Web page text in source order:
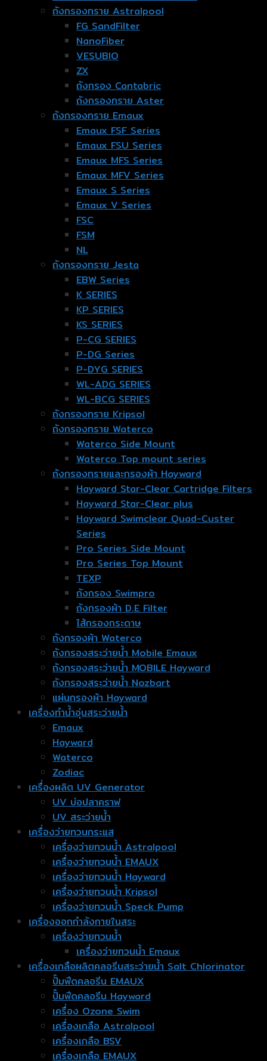
ถังกรองทราย Astralpool
FG SandFilter
NanoFiber
VESUBIO
ZX
ถังกรอง Cantabric
ถังกรองทราย Aster
ถังกรองทราย Emaux
Emaux FSF Series
Emaux FSU Series
Emaux MFS Series
Emaux MFV Series
Emaux S Series
Emaux V Series
FSC
FSM
NL
ถังกรองทราย Jesta
EBW Series
K SERIES
KP SERIES
KS SERIES
P-CG SERIES
P-DG Series
P-DYG SERIES
WL-ADG SERIES
WL-BCG SERIES
ถังกรองทราย Kripsol
ถังกรองทราย Waterco
Waterco Side Mount
Waterco Top mount series
ถังกรองทรายและกรองผ้า Hayward
Hayward Star-Clear Cartridge Filters
Hayward Star-Clear plus
Hayward Swimclear Quad-Custer
Series
Pro Series Side Mount
Pro Series Top Mount
TEXP
ถังกรอง Swimpro
ถังกรองผ้า D.E Filter
ไส้กรองกระดาษ
ถังกรองผ้า Waterco
ถังกรองสระว่ายน้ำ Mobile Emaux
ถังกรองสระว่ายน้ำ MOBILE Hayward
ถังกรองสระว่ายน้ำ Nozbart
แผ่นกรองผ้า Hayward
เครื่องทำน้ำอุ่นสระว่ายน้ำ
Emaux
Hayward
Waterco
Zodiac
เครื่องผลิต UV Generator
UV บ่อปลาคราฟ
UV สระว่ายน้ำ
เครื่องว่ายทวนกระแส
เครื่องว่ายทวนน้ำ Astralpool
เครื่องว่ายทวนน้ำ EMAUX
เครื่องว่ายทวนน้ำ Hayward
เครื่องว่ายทวนน้ำ Kripsol
เครื่องว่ายทวนน้ำ Speck Pump
เครื่องออกกำลังกายในสระ
เครื่องว่ายทวนน้ำ
เครื่องว่ายทวนน้ำ Emaux
เครื่องเกลือผลิตคลอรีนสระว่ายน้ำ Salt Chlorinator
ปั๊มฟีดคลอรีน EMAUX
ปั๊มฟีดคลอรีน Hayward
เครื่อง Ozone Swim
เครื่องเกลือ Astralpool
เครื่องเกลือ BSV
เครื่องเกลือ EMAUX